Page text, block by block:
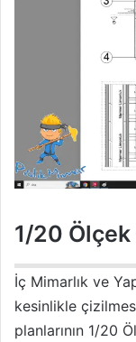
1/20
İç Mimarlık ve
kesinlikle
planlarının 1/20